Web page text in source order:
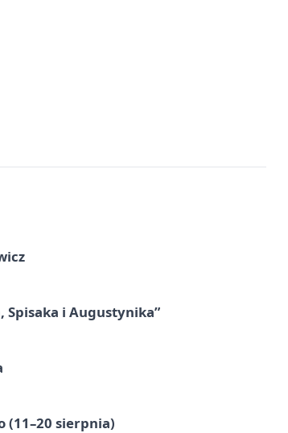
Spisaka i Augustynika”
(11–20 sierpnia)